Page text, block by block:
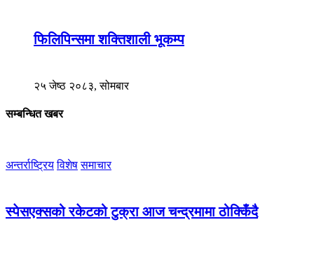
फिलिपिन्समा शक्तिशाली भूकम्प
२५ जेष्ठ २०८३, सोमबार
सम्बन्धित खबर
अन्तर्राष्ट्रिय विशेष समाचार
स्पेसएक्सको रकेटको टुक्रा आज चन्द्रमामा ठोक्किँदै